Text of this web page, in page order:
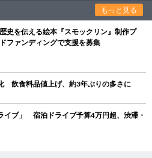
もっと見る
史を伝える絵本『スモックリン』制作プ
ファンディングで支援を募集
飲食料品値上げ、約3年ぶりの多さに
イブ」 宿泊ドライブ予算4万円超、渋滞・